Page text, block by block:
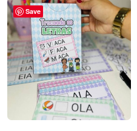
Save